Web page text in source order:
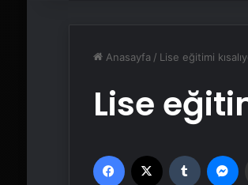
Anasayfa / Lise eğitimi
Lise
Facebook Tumblr